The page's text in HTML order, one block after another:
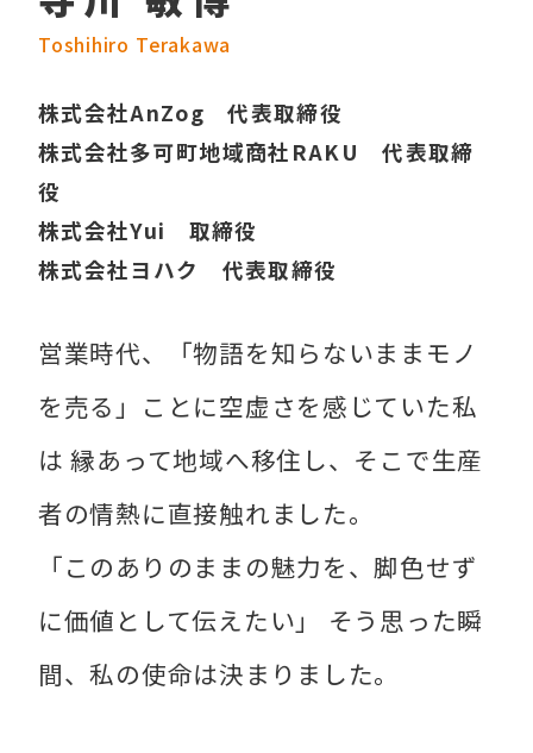
Toshihiro Terakawa
株式会社AnZog 代表取締役
株式会社多可町地域商社RAKU 代表取締
役
株式会社Yui 取締役
株式会社ヨハク 代表取締役
営業時代、「物語を知らないままモノ
を売る」ことに空虚さを感じていた私
は 縁あって地域へ移住し、そこで生産
者の情熱に直接触れました。
「このありのままの魅力を、脚色せず
に価値として伝えたい」 そう思った瞬
間、私の使命は決まりました。